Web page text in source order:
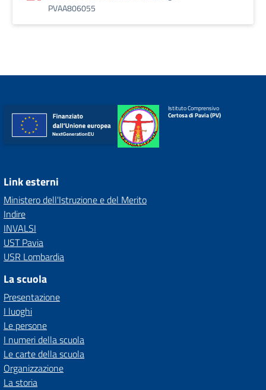
PVAA806055
Istituto Comprensivo
Certosa di Pavia (PV)
Link esterni
Ministero dell'Istruzione e del Merito
Indire
INVALSI
UST Pavia
USR Lombardia
La scuola
Presentazione
I luoghi
Le persone
I numeri della scuola
Le carte della scuola
Organizzazione
La storia